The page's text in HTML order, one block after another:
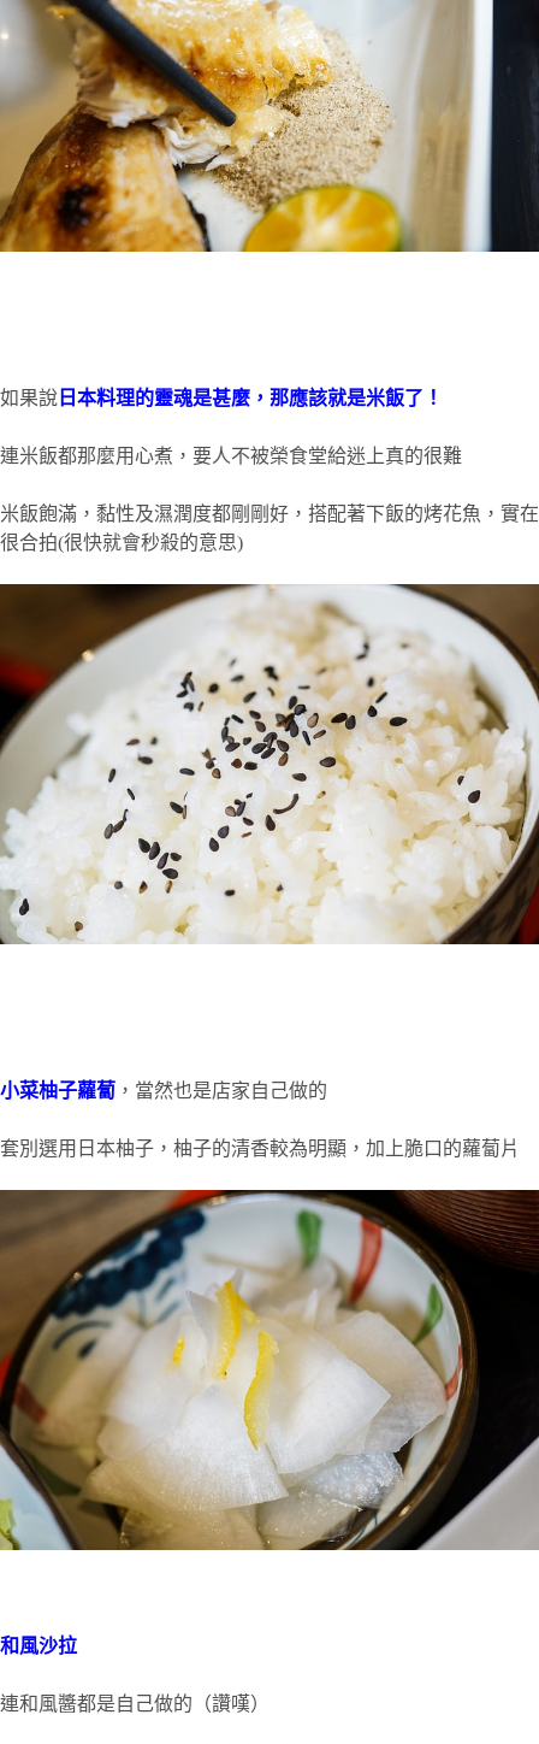
如果說 日本料理的靈魂是甚麼，那應該就是米飯了！
連米飯都那麼用心煮，要人不被榮食堂給迷上真的很難
米飯飽滿，黏性及濕潤度都剛剛好，搭配著下飯的烤花魚，實在
很合拍(很快就會秒殺的意思)
小菜柚子蘿蔔 ，當然也是店家自己做的
套別選用日本柚子，柚子的清香較為明顯，加上脆口的蘿蔔片
和風沙拉
連和風醬都是自己做的（讚嘆）